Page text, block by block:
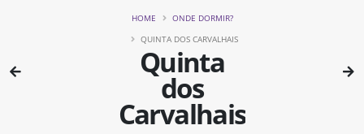
Quinta
dos
Carvalhais
HOME
ONDE DORMIR?
QUINTA DOS CARVALHAIS